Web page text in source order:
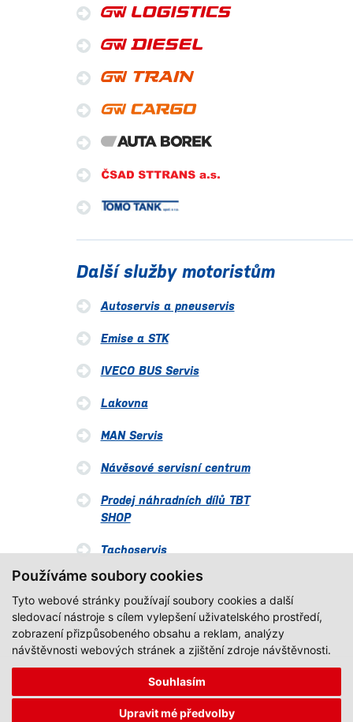
Používáme soubory cookies
Tyto webové stránky používají soubory cookies a další
sledovací nástroje s cílem vylepšení uživatelského prostředí,
zobrazení přizpůsobeného obsahu a reklam, analýzy
návštěvnosti webových stránek a zjištění zdroje návštěvnosti.
Souhlasím
Upravit mé předvolby
Další služby motoristům
Autoservis a pneuservis
Emise a STK
IVECO BUS Servis
Lakovna
MAN Servis
Návěsové servisní centrum
Prodej náhradních dílů TBT
SHOP
Tachoservis
Copyright © 2020-2026, GW JIHOTRANS, Všechna práva vyhrazena.
Created by